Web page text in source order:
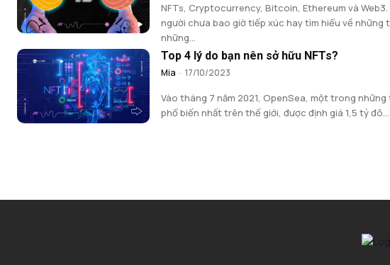
NFTs, Cryptocurrency, Bitcoin, Ethereum và
người chưa bao giờ tiếp xúc hay tìm hiểu về những
những...
Top 4 lý do bạn nên sở hữu NFTs?
Mia - 17/10/2023
Vào tháng 7 năm 2021, OpenSea, một trong
phổ biến nhất trên thế giới, được định giá 1,5 tỷ đô...